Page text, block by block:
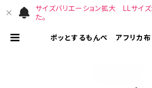
サイズバリエーション拡大 LLサイ
た。
ポッとするもんぺ アフリカ